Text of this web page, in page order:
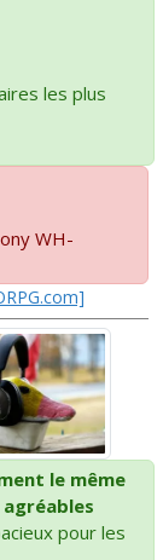
les plus
WH-
le même
pour les